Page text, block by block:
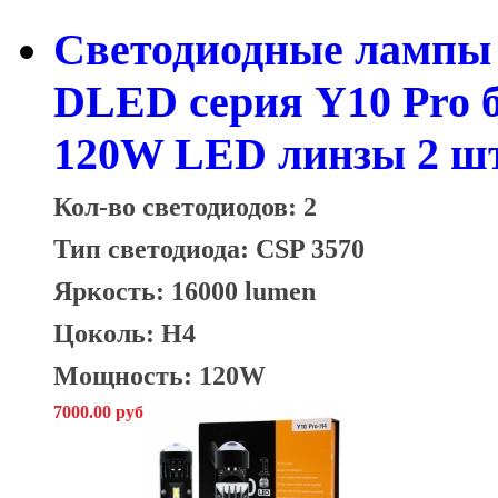
Светодиодные лампы
DLED серия Y10 Pro
120W LED линзы 2
Кол-во светодиодов: 2
Тип светодиода: CSP 3570
Яркость: 16000 lumen
Цоколь: H4
Мощность: 120W
7000.00 руб